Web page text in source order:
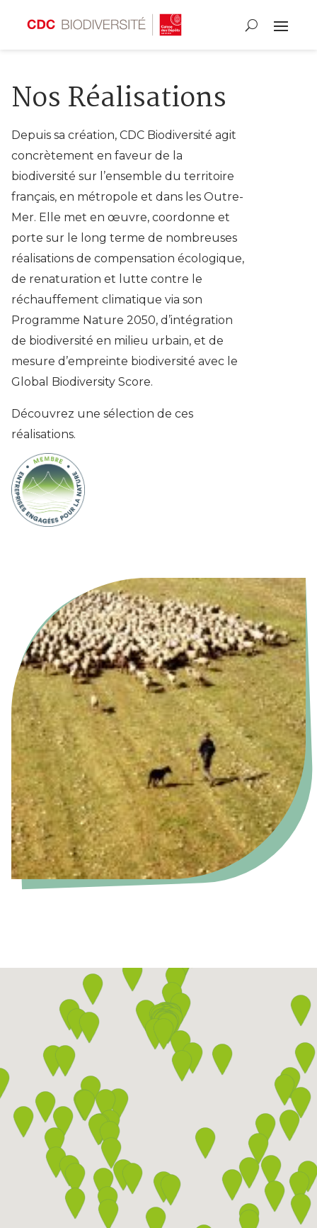
Nos Réalisations
Depuis sa création, CDC Biodiversité agit
concrètement en faveur de la
biodiversité sur l’ensemble du territoire
français, en métropole et dans les Outre-
Mer. Elle met en œuvre, coordonne et
porte sur le long terme de nombreuses
réalisations de compensation écologique,
de renaturation et lutte contre le
réchauffement climatique via son
Programme Nature 2050, d’intégration
de biodiversité en milieu urbain, et de
mesure d’empreinte biodiversité avec le
Global Biodiversity Score.
Découvrez une sélection de ces
réalisations.